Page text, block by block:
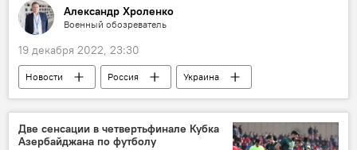
Александр Хроленко
Военный обозреватель
19 декабря 2022, 23:30
Новости Россия
Украина
Беларусь
нато
Владимир Путин
Спецоперация
Колумнисты
Две сенсации в четвертьфинале Кубка
Азербайджана по футболу